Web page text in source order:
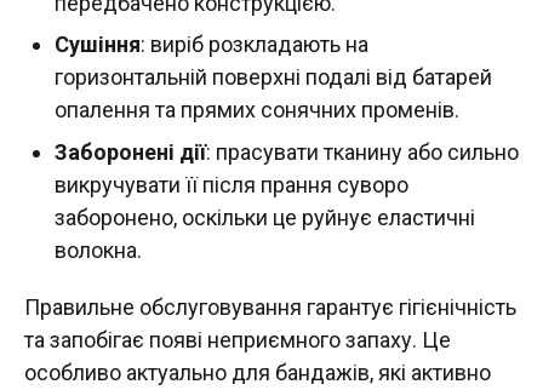
Сушіння: виріб розкладають на
горизонтальній поверхні подалі від батарей
опалення та прямих сонячних променів.
Заборонені дії: прасувати тканину або сильно
викручувати її після прання суворо
заборонено, оскільки це руйнує еластичні
волокна.
Правильне обслуговування гарантує гігієнічність
та запобігає появі неприємного запаху. Це
особливо актуально для бандажів, які активно